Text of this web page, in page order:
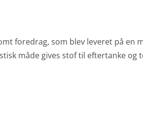
foredrag, som blev leveret på en
måde gives stof til eftertanke og